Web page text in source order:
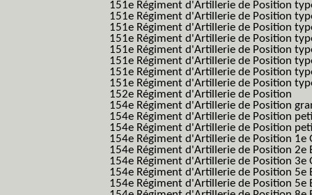
151e Régiment d'Artillerie de Position
151e Régiment d'Artillerie de Position
151e Régiment d'Artillerie de Position
151e Régiment d'Artillerie de Position
151e Régiment d'Artillerie de Position
151e Régiment d'Artillerie de Position
151e Régiment d'Artillerie de Position
151e Régiment d'Artillerie de Position
152e Régiment d'Artillerie de Position
154e Régiment d'Artillerie de Position
154e Régiment d'Artillerie de Position
154e Régiment d'Artillerie de Position
154e Régiment d'Artillerie de Position 1e
154e Régiment d'Artillerie de Position 2e
154e Régiment d'Artillerie de Position 3e
154e Régiment d'Artillerie de Position 5e
154e Régiment d'Artillerie de Position 5e